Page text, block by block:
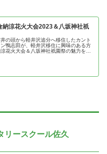
納涼花火大会2023＆八坂神社祇
の頭から軽井沢追分へ移住したカント
鴨志田が、軽井沢移住に興味のある方
花火大会＆八坂神社祇園祭の魅力を紹
リースクール佐久